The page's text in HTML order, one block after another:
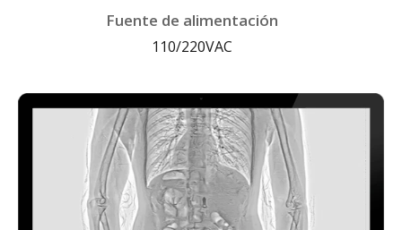
Fuente de alimentación
110/220VAC